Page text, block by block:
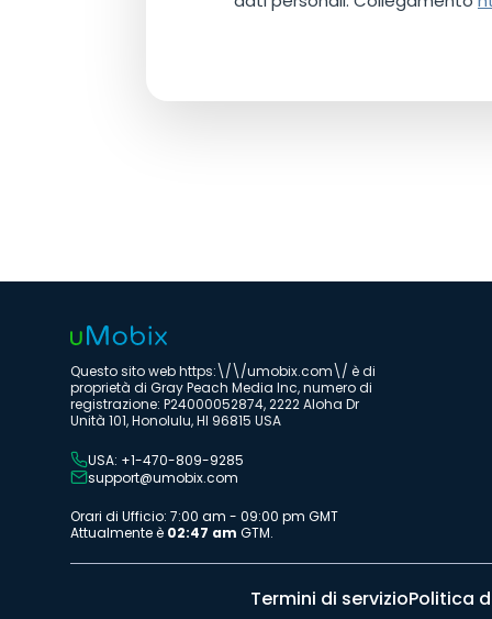
Questo sito web https:\/\/umobix.com\/ è di
proprietà di Gray Peach Media Inc, numero di
registrazione: P24000052874, 2222 Aloha Dr
Unità 101, Honolulu, HI 96815 USA
USA: +1-470-809-9285
support@umobix.com
Orari di Ufficio: 7:00 am - 09:00 pm GMT
Attualmente è 02:47 am GTM.
Termini di servizioPolitica